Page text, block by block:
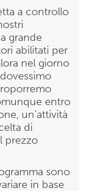
a controllo
grande
abilitati per
nel giorno
entro
un’attività
di
prezzo
sono
in base